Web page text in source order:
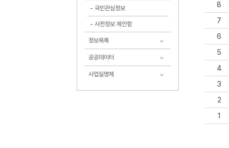
국민관심정보
사전정보 제안함
정보목록
공공데이터
사업실명제
8
7
6
5
4
3
2
1